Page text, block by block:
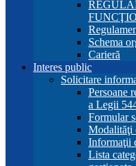
Schema
Carieră
Interes public
Solicitare
Persoane
a Legii
Formular
Modalităţi
Informaţii
Lista